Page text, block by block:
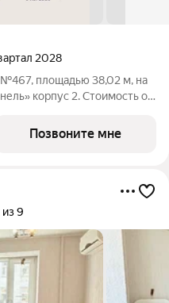
2028
№467, площадью 38,02 м, на
корпус 2. Стоимость от
от Гранель» проект
Позвоните мне
из 9